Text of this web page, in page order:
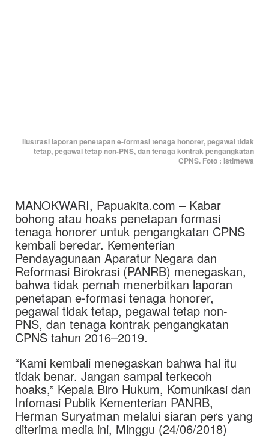
Ilustrasi laporan penetapan e-formasi tenaga honorer, pegawai tidak
tetap, pegawai tetap non-PNS, dan tenaga kontrak pengangkatan
CPNS. Foto : Istimewa
MANOKWARI, Papuakita.com – Kabar
bohong atau hoaks penetapan formasi
tenaga honorer untuk pengangkatan CPNS
kembali beredar. Kementerian
Pendayagunaan Aparatur Negara dan
Reformasi Birokrasi (PANRB) menegaskan,
bahwa tidak pernah menerbitkan laporan
penetapan e-formasi tenaga honorer,
pegawai tidak tetap, pegawai tetap non-
PNS, dan tenaga kontrak pengangkatan
CPNS tahun 2016–2019.
“Kami kembali menegaskan bahwa hal itu
tidak benar. Jangan sampai terkecoh
hoaks,” Kepala Biro Hukum, Komunikasi dan
Infomasi Publik Kementerian PANRB,
Herman Suryatman melalui siaran pers yang
diterima media ini, Minggu (24/06/2018)